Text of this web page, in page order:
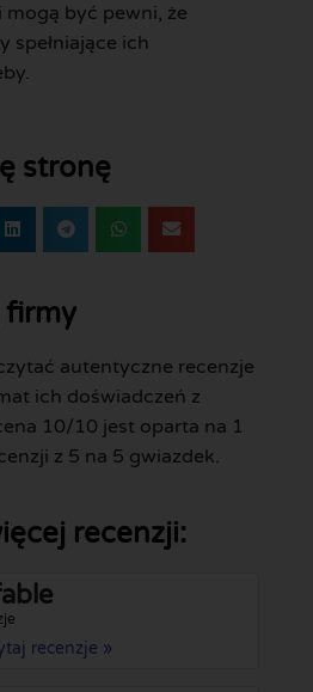
być pewni, że
spełniające ich
stronę
firmy
autentyczne recenzje
ich doświadczeń z
10/10 jest oparta na 1
z 5 na 5 gwiazdek.
recenzji:
recenzje »